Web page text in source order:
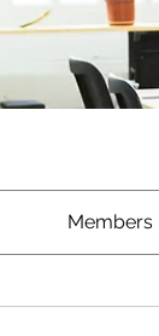
Members